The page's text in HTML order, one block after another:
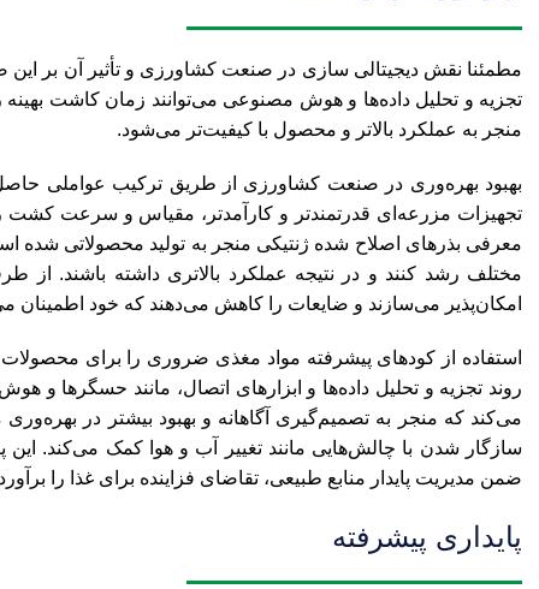
مطمئنا نقش دیجیتالی سازی در صنعت کشاورزی و تأثیر آن بر این
تجزیه و تحلیل داده‌ها و هوش مصنوعی می‌توانند زمان کاشت
منجر به عملکرد بالاتر و محصول با کیفیت‌تر می‌شود.
بهبود بهره‌وری در صنعت کشاورزی از طریق ترکیب عواملی
تجهیزات مزرعه‌ای قدرتمندتر و کارآمدتر، مقیاس و سرعت کشت
معرفی بذرهای اصلاح شده ژنتیکی منجر به تولید محصولاتی شده
مختلف رشد کنند و در نتیجه عملکرد بالاتری داشته باشند.
امکان‌پذیر می‌سازند و ضایعات را کاهش می‌دهند که خود اطمینان
استفاده از کودهای پیشرفته مواد مغذی ضروری را برای
روند تجزیه و تحلیل داده‌ها و ابزارهای اتصال، مانند حسگرها
می‌کند که منجر به تصمیم‌گیری آگاهانه و بهبود بیشتر در
سازگار شدن با چالش‌هایی مانند تغییر آب و هوا کمک می‌کند.
ضمن مدیریت پایدار منابع طبیعی، تقاضای فزاینده برای غذا را
پایداری پیشرفته